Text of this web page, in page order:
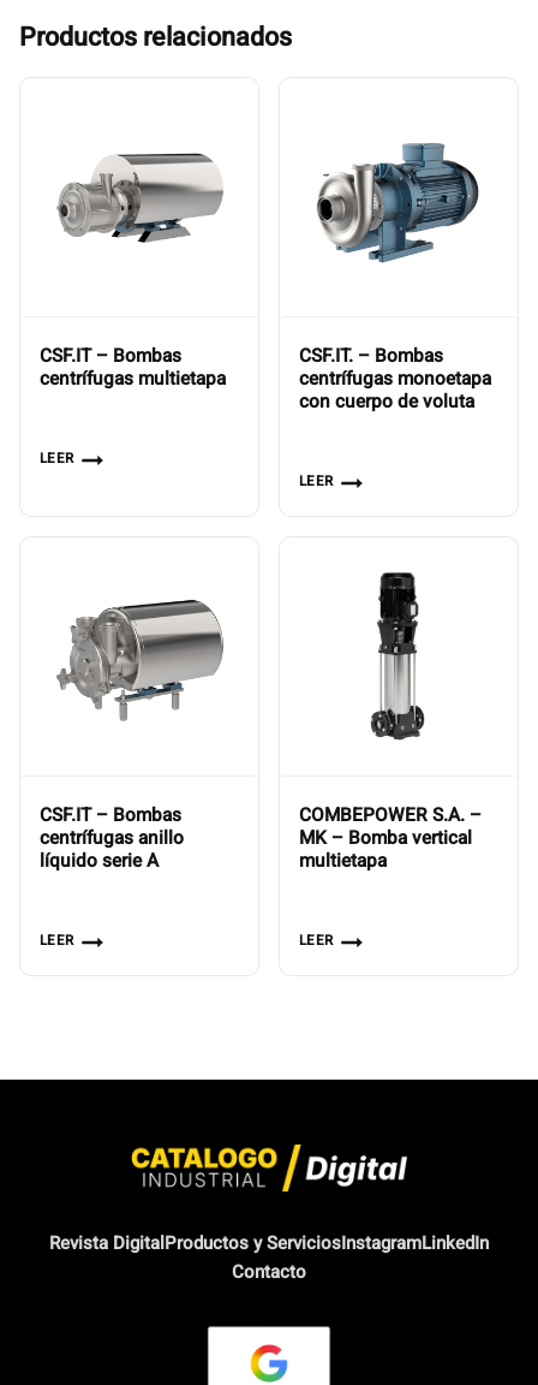
Productos relacionados
CSF.IT – Bombas
centrífugas multietapa
LEER
CSF.IT. – Bombas
centrífugas monoetapa
con cuerpo de voluta
LEER
CSF.IT – Bombas
centrífugas anillo
líquido serie A
LEER
COMBEPOWER S.A. –
MK – Bomba vertical
multietapa
LEER
Revista DigitalProductos y ServiciosInstagramLinkedIn
Contacto